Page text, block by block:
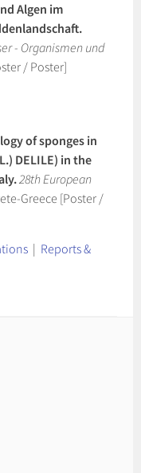
Algen im
- Organismen und
/ Poster]
of sponges in
DELILE) in the
28th European
Greece [Poster /
| Reports &